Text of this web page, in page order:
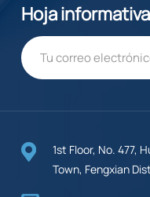
Hoja informativa
1st Floor, No. 477,
Town, Fengxian